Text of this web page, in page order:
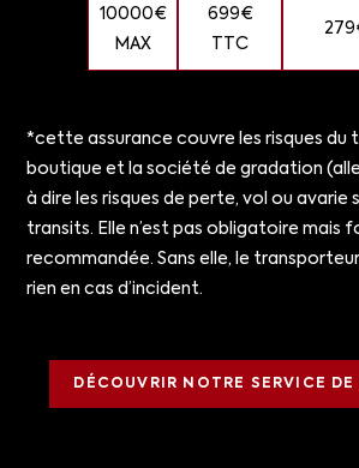
10000€
MAX
699€
TTC
*cette assurance couvre les risques du
boutique et la société de gradation
à dire les risques de perte, vol ou avarie
transits. Elle n’est pas obligatoire mais
recommandée. Sans elle, le
rien en cas d’incident.
DÉCOUVRIR NOTRE SERVICE DE